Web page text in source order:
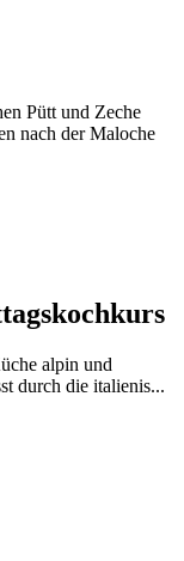
Pütt und Zeche
nach der Maloche
alpin und
durch die italienis...